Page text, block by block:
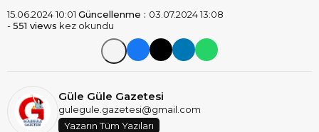
15.06.2024 10:01 Güncellenme : 03.07.2024 13:08
-551 views kez okundu
Güle Güle Gazetesi
gulegule.gazetesi@gmail.com
Yazarın Tüm Yazıları